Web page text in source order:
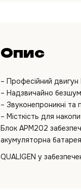
Опис
– Професійний
– Надзвичайно
– Звуконепроникні та
– Місткість для
Блок APM202
акумуляторна
QUALIGEN у